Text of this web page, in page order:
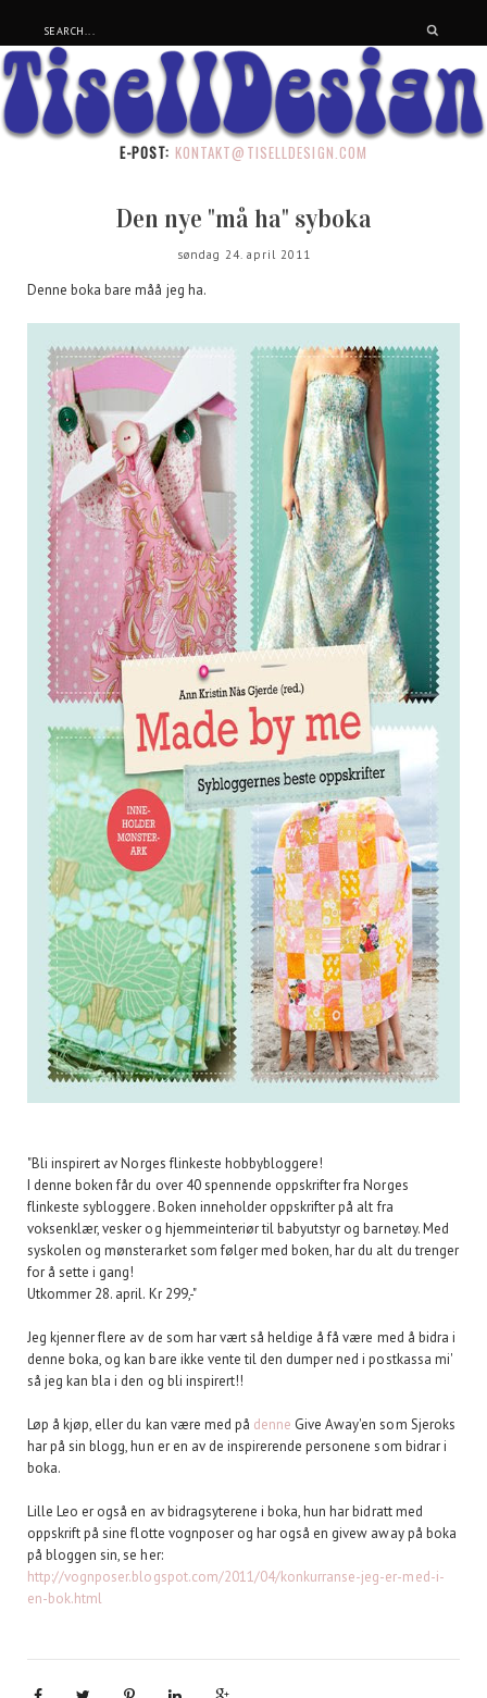
E-POST: KONTAKT@TISELLDESIGN.COM
Den nye "må ha" syboka
søndag 24. april 2011
Denne boka bare måå jeg ha.
"Bli inspirert av Norges flinkeste hobbybloggere!
I denne boken får du over 40 spennende oppskrifter fra Norges
flinkeste sybloggere. Boken inneholder oppskrifter på alt fra
voksenklær, vesker og hjemmeinteriør til babyutstyr og barnetøy. Med
syskolen og mønsterarket som følger med boken, har du alt du trenger
for å sette i gang!
Utkommer 28. april. Kr 299,-"
Jeg kjenner flere av de som har vært så heldige å få være med å bidra i
denne boka, og kan bare ikke vente til den dumper ned i postkassa mi'
så jeg kan bla i den og bli inspirert!!
Løp å kjøp, eller du kan være med på denne Give Away'en som Sjeroks
har på sin blogg, hun er en av de inspirerende personene som bidrar i
boka.
Lille Leo er også en av bidragsyterene i boka, hun har bidratt med
oppskrift på sine flotte vognposer og har også en givew away på boka
på bloggen sin, se her:
http://vognposer.blogspot.com/2011/04/konkurranse-jeg-er-med-i-
en-bok.html